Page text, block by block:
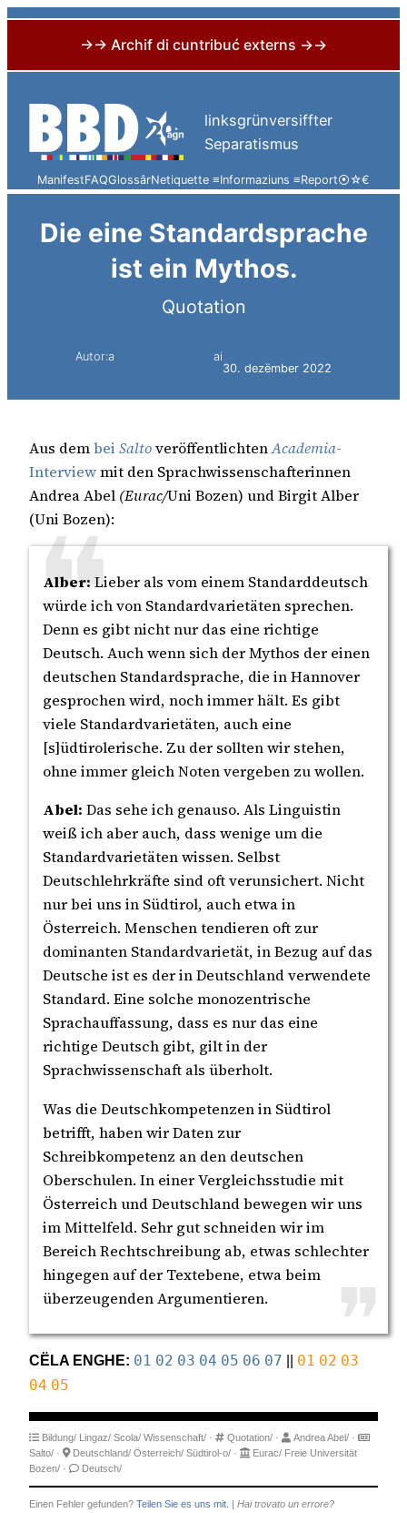
→→ Archif di cuntribuć externs →→
content
linksgrünversiffter
Separatismus
ManifestFAQGlossârNetiquette ≡Informaziuns ≡Report⦿☆€
Die eine Standardsprache
ist ein Mythos.
Quotation
Autor:a
ai
30. dezëmber 2022
Aus dembei SaltoveröffentlichtenAcademia-
Interviewmit den Sprachwissenschafterinnen
Andrea Abel (Eurac/Uni Bozen) und Birgit Alber
(Uni Bozen):
Alber:Lieber als vom einem Standarddeutsch
würde ich von Standardvarietäten sprechen.
Denn es gibt nicht nur das eine richtige
Deutsch. Auch wenn sich der Mythos der einen
deutschen Standardsprache, die in Hannover
gesprochen wird, noch immer hält. Es gibt
viele Standardvarietäten, auch eine
[s]üdtirolerische. Zu der sollten wir stehen,
ohne immer gleich Noten vergeben zu wollen.
Abel: Das sehe ich genauso. Als Linguistin
weiß ich aber auch, dass wenige um die
Standardvarietäten wissen. Selbst
Deutschlehrkräfte sind oft verunsichert. Nicht
nur bei uns in Südtirol, auch etwa in
Österreich. Menschen tendieren oft zur
dominanten Standardvarietät, in Bezug auf das
Deutsche ist es der in Deutschland verwendete
Standard. Eine solche monozentrische
Sprachauffassung, dass es nur das eine
richtige Deutsch gibt, gilt in der
Sprachwissenschaft als überholt.
Was die Deutschkompetenzen in Südtirol
betrifft, haben wir Daten zur
Schreibkompetenz an den deutschen
Oberschulen. In einer Vergleichsstudie mit
Österreich und Deutschland bewegen wir uns
im Mittelfeld. Sehr gut schneiden wir im
Bereich Rechtschreibung ab, etwas schlechter
hingegen auf der Textebene, etwa beim
überzeugenden Argumentieren.
CËLA ENGHE: 01 02 03 04 05 06 07 || 01 02 03
04 05
Bildung/ Lingaz/ Scola/ Wissenschaft/ · Quotation/ · Andrea Abel/ ·
Salto/ · Deutschland/ Österreich/ Südtirol-o/ · Eurac/ Freie Universität
Bozen/ · Deutsch/
Einen Fehler gefunden? Teilen Sie es uns mit.
Hai trovato un errore?